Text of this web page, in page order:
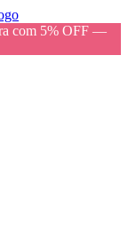
com 5% OFF —